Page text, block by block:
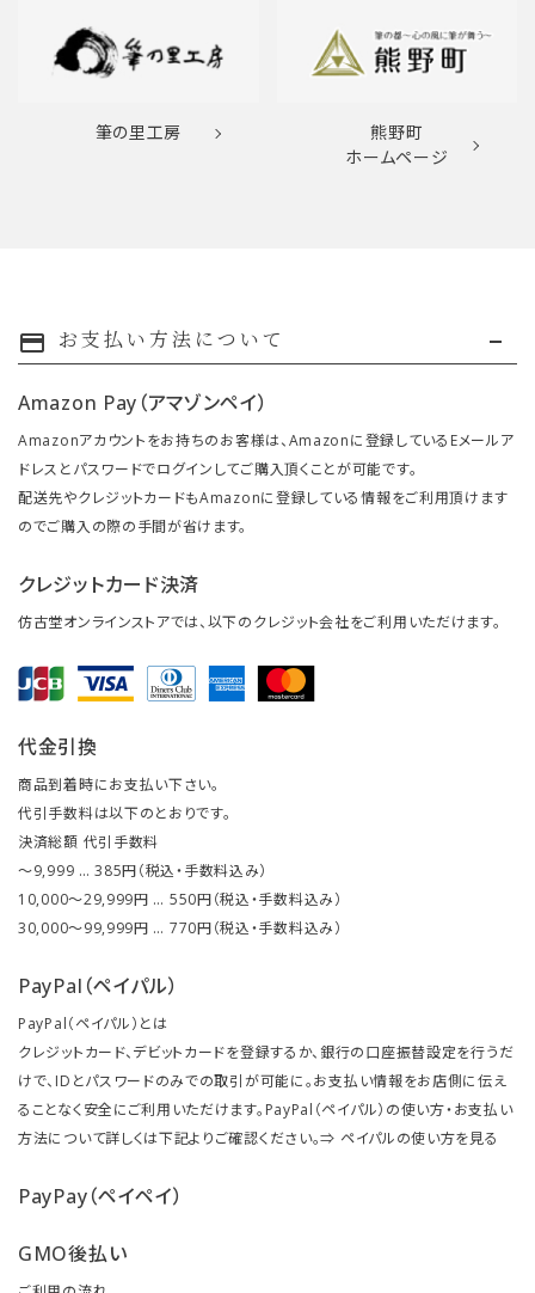
筆の里工房
熊野町
ホームページ
payment お支払い方法について
Amazon Pay（アマゾンペイ）
Amazonアカウントをお持ちのお客様は、Amazonに登録しているEメールア
ドレスとパスワードでログインしてご購入頂くことが可能です。
配送先やクレジットカードもAmazonに登録している情報をご利用頂けます
のでご購入の際の手間が省けます。
クレジットカード決済
仿古堂オンラインストアでは、以下のクレジット会社をご利用いただけます。
代金引換
商品到着時にお支払い下さい。
代引手数料は以下のとおりです。
決済総額 代引手数料
～9,999 … 385円（税込・手数料込み）
10,000～29,999円 … 550円（税込・手数料込み）
30,000～99,999円 … 770円（税込・手数料込み）
PayPal（ペイパル）
PayPal（ペイパル）とは
クレジットカード、デビットカードを登録するか、銀行の口座振替設定を行うだ
けで、IDとパスワードのみでの取引が可能に。お支払い情報をお店側に伝え
ることなく安全にご利用いただけます。PayPal（ペイパル）の使い方・お支払い
方法について詳しくは下記よりご確認ください。⇒ ペイパルの使い方を見る
PayPay（ペイペイ）
GMO後払い